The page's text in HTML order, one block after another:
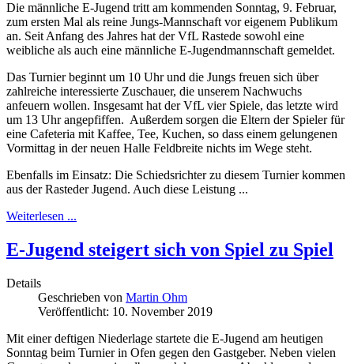
Die männliche E-Jugend tritt am kommenden Sonntag, 9. Februar,
zum ersten Mal als reine Jungs-Mannschaft vor eigenem Publikum
an. Seit Anfang des Jahres hat der VfL Rastede sowohl eine
weibliche als auch eine männliche E-Jugendmannschaft gemeldet.
Das Turnier beginnt um 10 Uhr und die Jungs freuen sich über
zahlreiche interessierte Zuschauer, die unserem Nachwuchs
anfeuern wollen. Insgesamt hat der VfL vier Spiele, das letzte wird
um 13 Uhr angepfiffen. Außerdem sorgen die Eltern der Spieler für
eine Cafeteria mit Kaffee, Tee, Kuchen, so dass einem gelungenen
Vormittag in der neuen Halle Feldbreite nichts im Wege steht.
Ebenfalls im Einsatz: Die Schiedsrichter zu diesem Turnier kommen
aus der Rasteder Jugend. Auch diese Leistung ...
Weiterlesen ...
E-Jugend steigert sich von Spiel zu Spiel
Details
Geschrieben von Martin Ohm
Veröffentlicht: 10. November 2019
Mit einer deftigen Niederlage startete die E-Jugend am heutigen
Sonntag beim Turnier in Ofen gegen den Gastgeber. Neben vielen